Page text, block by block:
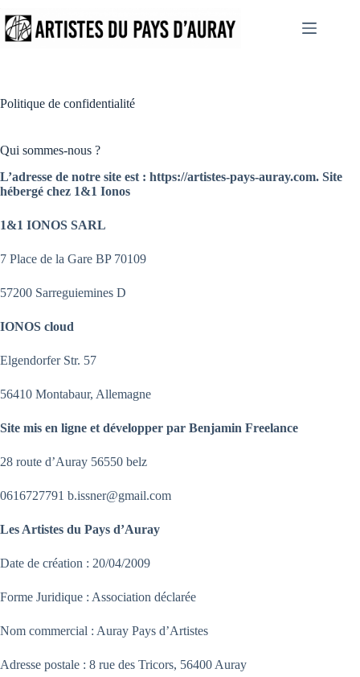
au
contenu
Politique de confidentialité
Qui sommes-nous ?
L’adresse de notre site est : https://artistes-pays-auray.com. Site
hébergé chez 1&1 Ionos
1&1 IONOS SARL
7 Place de la Gare BP 70109
57200 Sarreguiemines D
IONOS cloud
Elgendorfer Str. 57
56410 Montabaur, Allemagne
Site mis en ligne et développer par Benjamin Freelance
28 route d’Auray 56550 belz
0616727791 b.issner@gmail.com
Les Artistes du Pays d’Auray
Date de création : 20/04/2009
Forme Juridique : Association déclarée
Nom commercial : Auray Pays d’Artistes
Adresse postale : 8 rue des Tricors, 56400 Auray